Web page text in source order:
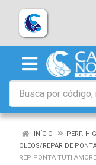
INÍCIO
PERF.
OLEOS/REPAR DE
REP PONTA TUTI